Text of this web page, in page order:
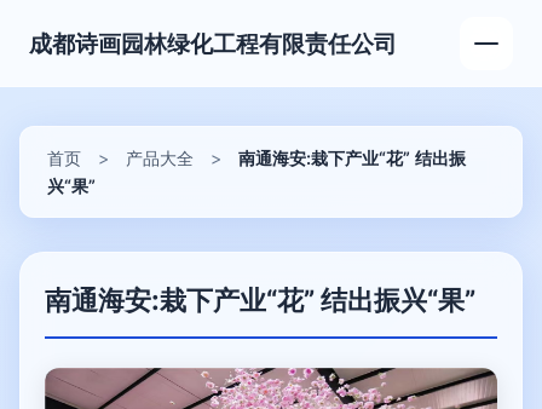
成都诗画园林绿化工程有限责任公司
首页 > 产品大全 >
南通海安:栽下产业“花” 结出振
兴“果”
南通海安:栽下产业“花” 结出振兴“果”